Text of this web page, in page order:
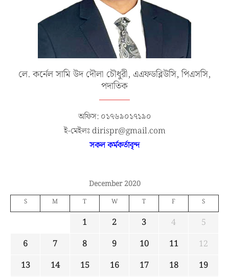
লে. কর্নেল সামি উদ দৌলা চৌধুরী, এএফডব্লিউসি, পিএসসি,
পদাতিক
অফিস: ০১৭৬৯০১৭১৯০
ই-মেইলঃ dirispr@gmail.com
সকল কর্মকর্তাবৃন্দ
December 2020
S M T W T F S
1 2 3 4
5
6
7 8 9 10 11
12
13
14 15 16 17 18
19